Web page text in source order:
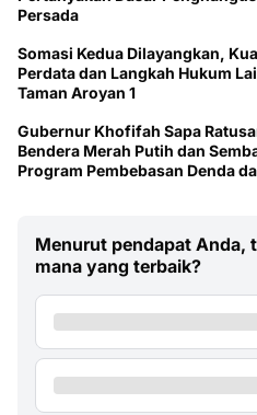
Persada
Somasi Kedua Dilayangkan,
Perdata dan Langkah Hukum
Taman Aroyan 1
Gubernur Khofifah Sapa
Bendera Merah Putih dan
Program Pembebasan Denda
Menurut pendapat Anda,
mana yang terbaik?